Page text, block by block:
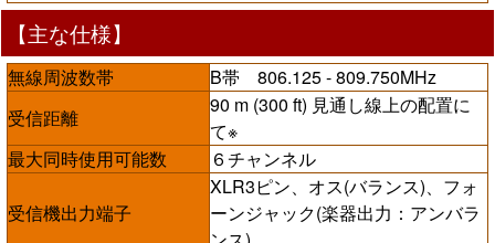
【主な仕様】
無線周波数帯
B帯 806.125 - 809.750MHz
受信距離
90 m (300 ft) 見通し線上の配置に
て※
最大同時使用可能数
６チャンネル
受信機出力端子
XLR3ピン、オス(バランス)、フォ
ーンジャック(楽器出力：アンバラ